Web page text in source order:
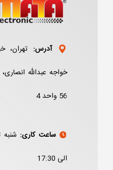
آدرس: تهران،
خواجه عبدالله
56 واحد 4
ساعت کاری:
الی 17:30